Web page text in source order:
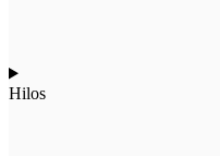
Hilos